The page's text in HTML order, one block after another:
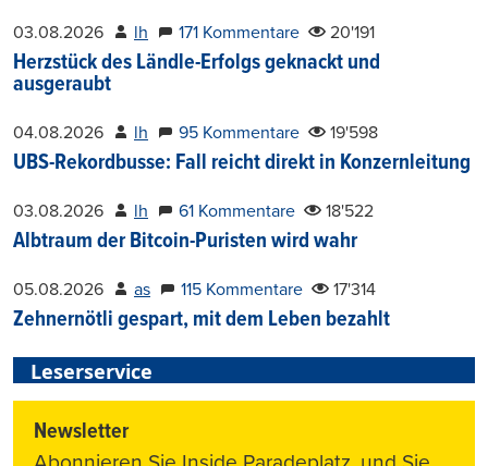
03.08.2026 lh 171 Kommentare 20'191
Herzstück des Ländle-Erfolgs geknackt und
ausgeraubt
04.08.2026 lh 95 Kommentare 19'598
UBS-Rekordbusse: Fall reicht direkt in Konzernleitung
03.08.2026 lh 61 Kommentare 18'522
Albtraum der Bitcoin-Puristen wird wahr
05.08.2026 as 115 Kommentare 17'314
Zehnernötli gespart, mit dem Leben bezahlt
Leserservice
Newsletter